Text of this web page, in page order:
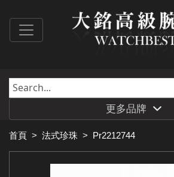
更多品牌
首頁 > 法式珍珠 > Pr2212744